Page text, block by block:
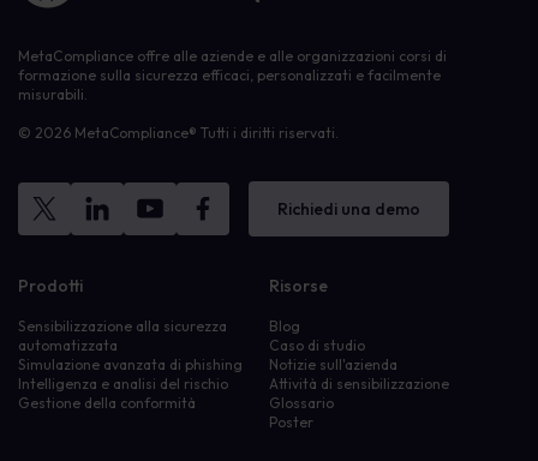
MetaCompliance offre alle aziende e alle organizzazioni corsi di
formazione sulla sicurezza efficaci, personalizzati e facilmente
misurabili.
© 2026 MetaCompliance® Tutti i diritti riservati.
Richiedi una demo
Prodotti
Sensibilizzazione alla sicurezza
automatizzata
Simulazione avanzata di phishing
Intelligenza e analisi del rischio
Gestione della conformità
Risorse
Blog
Caso di studio
Notizie sull'azienda
Attività di sensibilizzazione
Glossario
Poster